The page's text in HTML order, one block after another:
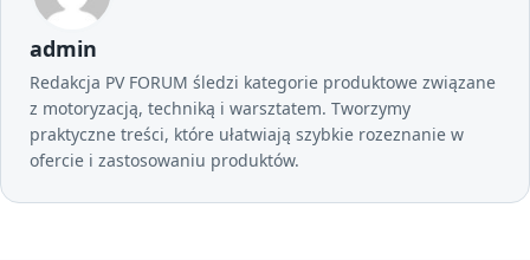
admin
Redakcja PV FORUM śledzi kategorie produktowe związane
z motoryzacją, techniką i warsztatem. Tworzymy
praktyczne treści, które ułatwiają szybkie rozeznanie w
ofercie i zastosowaniu produktów.